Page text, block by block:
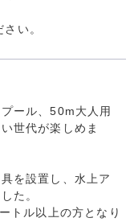
い。
ール、50m大人用
世代が楽しめま
を設置し、水上ア
た。
トル以上の方となり